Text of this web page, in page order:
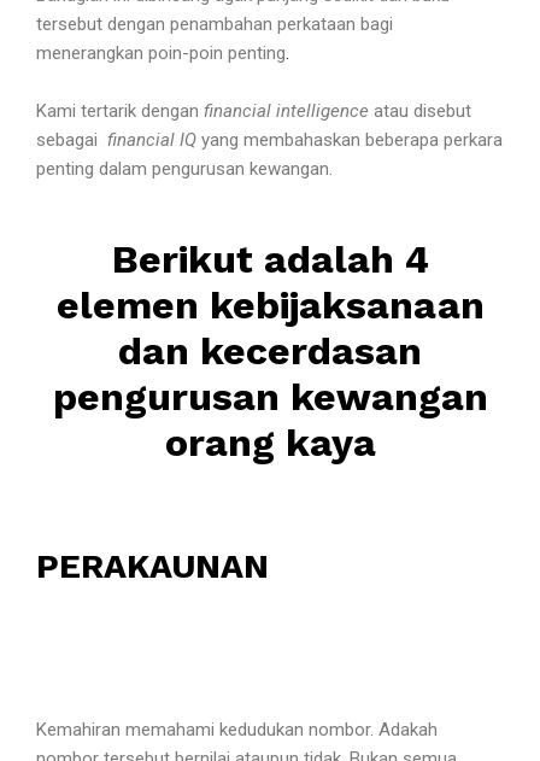
tersebut dengan penambahan perkataan bagi
menerangkan poin-poin penting
Kami tertarik dengan financial intelligence atau disebut
sebagai financial IQ yang membahaskan beberapa perkara
penting dalam pengurusan kewangan.
Berikut adalah 4
elemen kebijaksanaan
dan kecerdasan
pengurusan kewangan
orang kaya
PERAKAUNAN
Kemahiran memahami kedudukan nombor. Adakah